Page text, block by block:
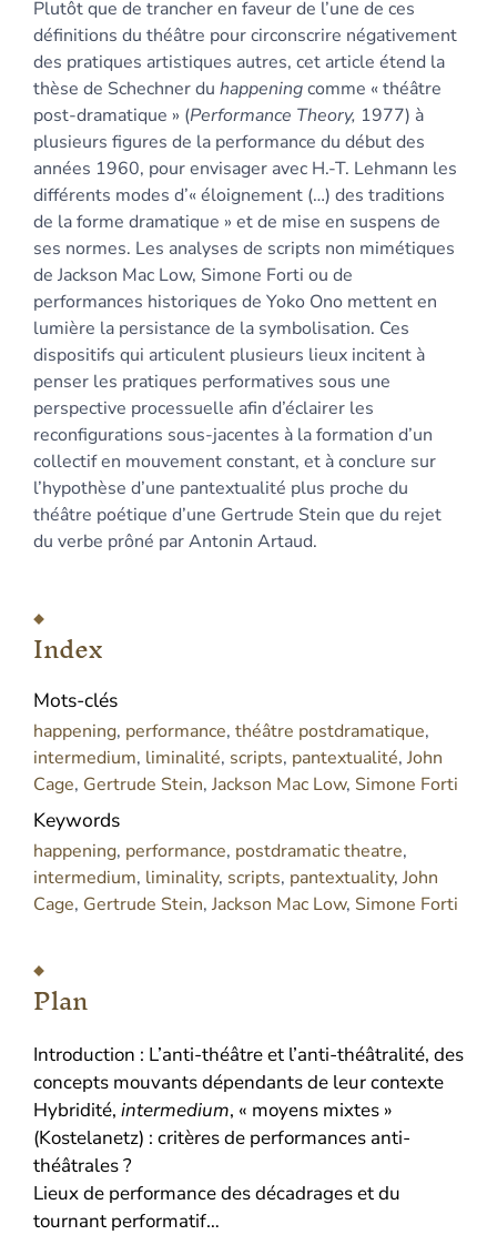
Plutôt que de trancher en faveur de l’une de ces
définitions du théâtre pour circonscrire négativement
des pratiques artistiques autres, cet article étend la
thèse de Schechner du happeningcomme « théâtre
post-dramatique » (Performance Theory, 1977) à
plusieurs figures de la performance du début des
années 1960, pour envisager avec H.-T. Lehmann les
différents modes d’« éloignement (…) des traditions
de la forme dramatique » et de mise en suspens de
ses normes. Les analyses de scripts non mimétiques
de Jackson Mac Low, Simone Forti ou de
performances historiques de Yoko Ono mettent en
lumière la persistance de la symbolisation. Ces
dispositifs qui articulent plusieurs lieux incitent à
penser les pratiques performatives sous une
perspective processuelle afin d’éclairer les
reconfigurations sous-jacentes à la formation d’un
collectif en mouvement constant, et à conclure sur
l’hypothèse d’une pantextualité plus proche du
théâtre poétique d’une Gertrude Stein que du rejet
du verbe prôné par Antonin Artaud.
Index
Mots-clés
happening, performance, théâtre postdramatique,
intermedium, liminalité, scripts, pantextualité,John
Cage, Gertrude Stein,Jackson Mac Low, Simone Forti
Keywords
happening, performance, postdramatic theatre,
intermedium, liminality, scripts, pantextuality,John
Cage, Gertrude Stein,Jackson Mac Low, Simone Forti
Plan
Introduction : L’anti-théâtre et l’anti-théâtralité, des
concepts mouvants dépendants de leur contexte
Hybridité, intermedium, « moyens mixtes »
(Kostelanetz) : critères de performances anti-
théâtrales ?
Lieux de performance des décadrages et du
tournant performatif…